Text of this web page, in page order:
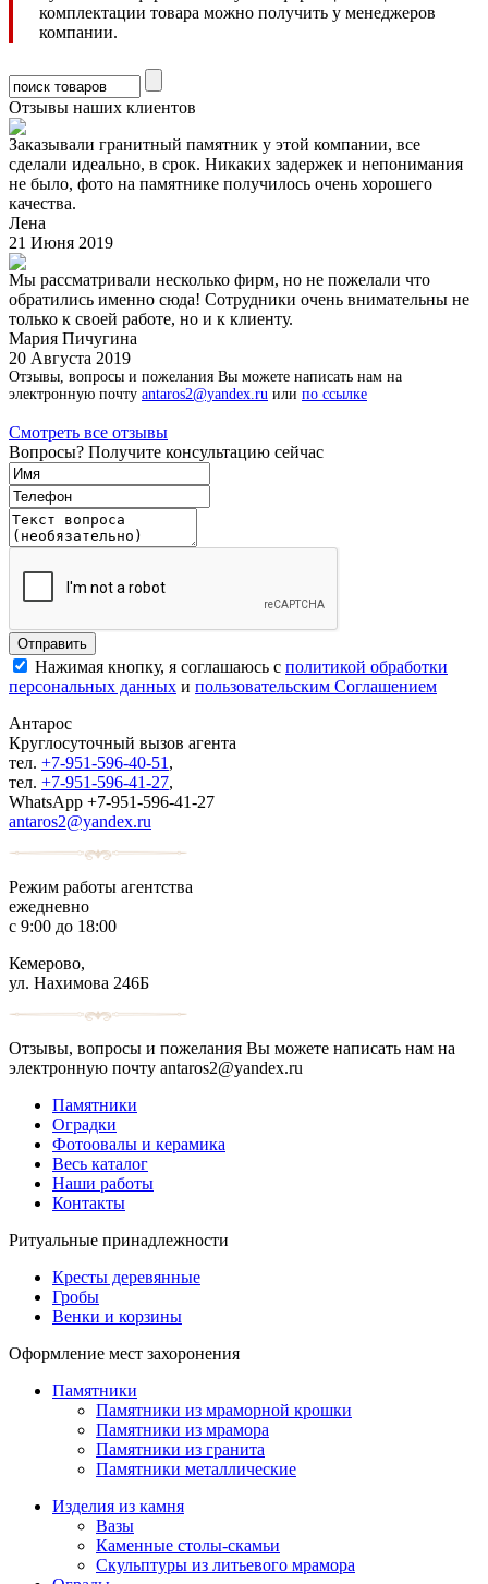
комплектации товара можно получить у менеджеров
компании.
Отзывы наших клиентов
Заказывали гранитный памятник у этой компании, все
сделали идеально, в срок. Никаких задержек и непонимания
не было, фото на памятнике получилось очень хорошего
качества.
Лена
21 Июня 2019
Мы рассматривали несколько фирм, но не пожелали что
обратились именно сюда! Сотрудники очень внимательны не
только к своей работе, но и к клиенту.
Мария Пичугина
20 Августа 2019
Отзывы, вопросы и пожелания Вы можете написать нам на
электронную почту antaros2@yandex.ru или по ссылке
Смотреть все отзывы
Вопросы? Получите консультацию сейчас
Нажимая кнопку, я соглашаюсь с политикой обработки
персональных данных и пользовательским Соглашением
Антарос
Круглосуточный вызов агента
тел. +7-951-596-40-51 ,
тел. +7-951-596-41-27,
WhatsApp +7-951-596-41-27
antaros2@yandex.ru
Режим работы агентства
ежедневно
с 9:00 до 18:00
Кемерово,
ул. Нахимова 246Б
Отзывы, вопросы и пожелания Вы можете написать нам на
электронную почту antaros2@yandex.ru
Памятники
Оградки
Фотоовалы и керамика
Весь каталог
Наши работы
Контакты
Ритуальные принадлежности
Кресты деревянные
Гробы
Венки и корзины
Оформление мест захоронения
Памятники
Памятники из мраморной крошки
Памятники из мрамора
Памятники из гранита
Памятники металлические
Изделия из камня
Вазы
Каменные столы-скамьи
Скульптуры из литьевого мрамора